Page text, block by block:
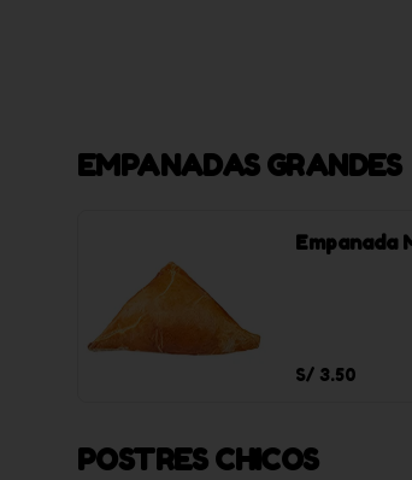
EMPANADAS GRANDES
Empanada
S/ 3.50
POSTRES CHICOS